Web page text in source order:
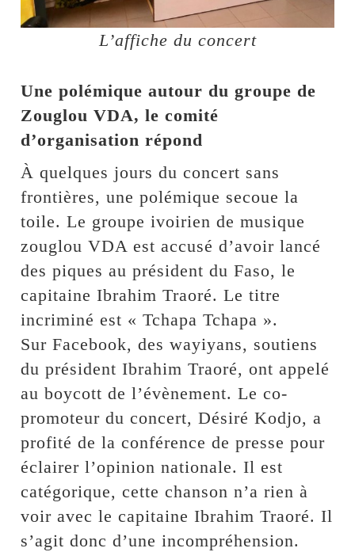
L’affiche du concert
Une polémique autour du groupe de
Zouglou VDA, le comité
d’organisation répond
À quelques jours du concert sans
frontières, une polémique secoue la
toile. Le groupe ivoirien de musique
zouglou VDA est accusé d’avoir lancé
des piques au président du Faso, le
capitaine Ibrahim Traoré. Le titre
incriminé est « Tchapa Tchapa ».
Sur Facebook, des wayiyans, soutiens
du président Ibrahim Traoré, ont appelé
au boycott de l’évènement. Le co-
promoteur du concert, Désiré Kodjo, a
profité de la conférence de presse pour
éclairer l’opinion nationale. Il est
catégorique, cette chanson n’a rien à
voir avec le capitaine Ibrahim Traoré. Il
s’agit donc d’une incompréhension.